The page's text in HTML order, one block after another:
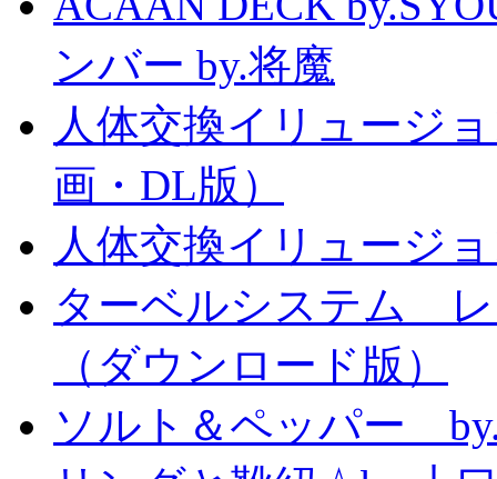
ンバー by.将魔
人体交換イリュージ
画・DL版）
人体交換イリュージ
ターベルシステム
（ダウンロード版）
ソルト＆ペッパー